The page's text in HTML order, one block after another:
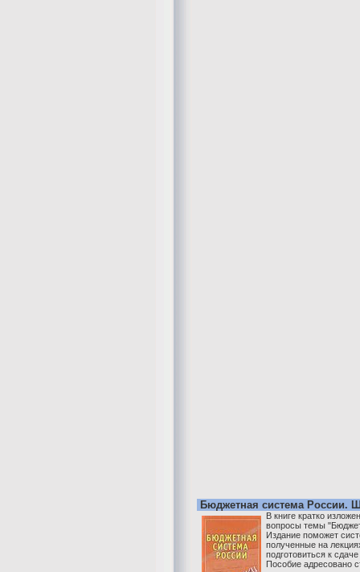
Бюджетная система России.
В книге кратко
вопросы темы
Издание поможет
полученные на
подготовиться к
Пособие адресовано